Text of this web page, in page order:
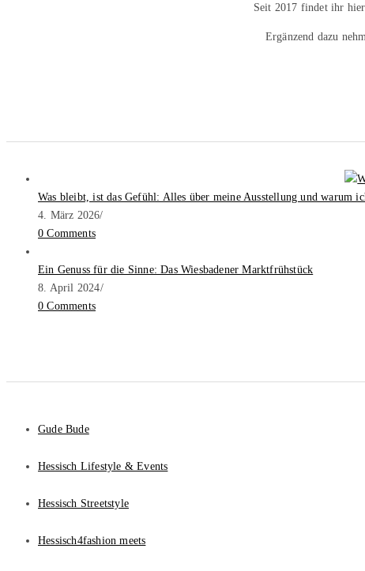
Seit 2017 findet ihr
Ergänzend dazu
Was bleibt, ist das Gefühl: Alles über meine Ausstellung und warum
4. März 2026/
0 Comments
Ein Genuss für die Sinne: Das Wiesbadener Marktfrühstück
8. April 2024/
0 Comments
Gude Bude
Hessisch Lifestyle & Events
Hessisch Streetstyle
Hessisch4fashion meets